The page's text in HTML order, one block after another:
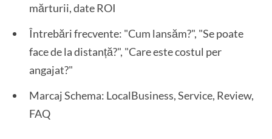
mărturii, date ROI
Întrebări frecvente: "Cum lansăm?", "Se poate
face de la distanță?", "Care este costul per
angajat?"
Marcaj Schema: LocalBusiness, Service, Review,
FAQ